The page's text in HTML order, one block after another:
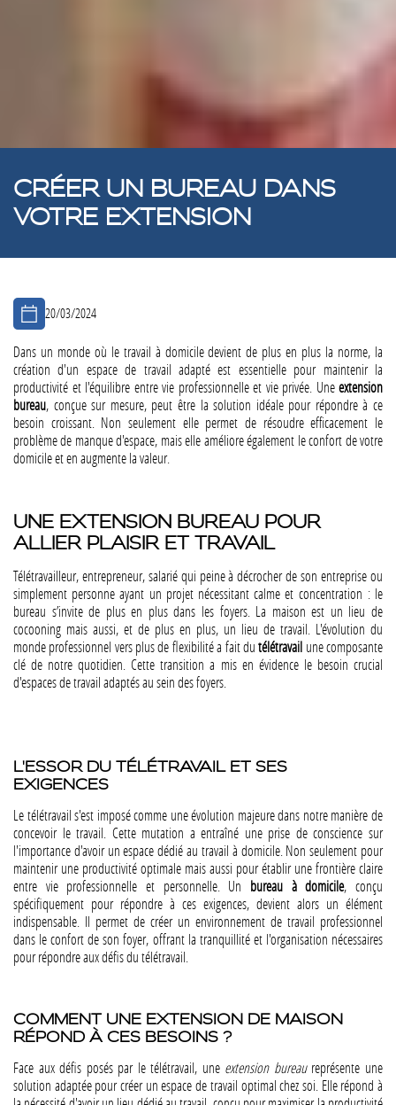
CRÉER UN BUREAU DANS
VOTRE EXTENSION
Dans un monde où le travail à domicile devient de plus en plus la norme, la
création d'un espace de travail adapté est essentielle pour maintenir la
productivité et l'équilibre entre vie professionnelle et vie privée. Uneextension
bureau, conçue sur mesure, peut être la solution idéale pour répondre à ce
besoin croissant. Non seulement elle permet de résoudre efficacement le
problème de manque d'espace, mais elle améliore également le confort de votre
domicile et en augmente la valeur.
UNE EXTENSION BUREAU POUR
ALLIER PLAISIR ET TRAVAIL
Télétravailleur, entrepreneur, salarié qui peine à décrocher de son entreprise ou
simplement personne ayant un projet nécessitant calme et concentration : le
bureau s’invite de plus en plus dans les foyers. La maison est un lieu de
cocooning mais aussi, et de plus en plus, un lieu de travail. L'évolution du
monde professionnel vers plus de flexibilité a fait dutélétravail une composante
clé de notre quotidien. Cette transition a mis en évidence le besoin crucial
d'espaces de travail adaptés au sein des foyers.
L'ESSOR DU TÉLÉTRAVAIL ET SES
EXIGENCES
Le télétravail s'est imposé comme une évolution majeure dans notre manière de
concevoir le travail. Cette mutation a entraîné une prise de conscience sur
l'importance d'avoir un espace dédié au travail à domicile. Non seulement pour
maintenir une productivité optimale mais aussi pour établir une frontière claire
entre vie professionnelle et personnelle. Un bureau à domicile, conçu
spécifiquement pour répondre à ces exigences, devient alors un élément
indispensable. Il permet de créer un environnement de travail professionnel
dans le confort de son foyer, offrant la tranquillité et l'organisation nécessaires
pour répondre aux défis du télétravail.
COMMENT UNE EXTENSION DE MAISON
RÉPOND À CES BESOINS ?
Face aux défis posés par le télétravail, une extension bureaureprésente une
solution adaptée pour créer un espace de travail optimal chez soi. Elle répond à
20/03/2024